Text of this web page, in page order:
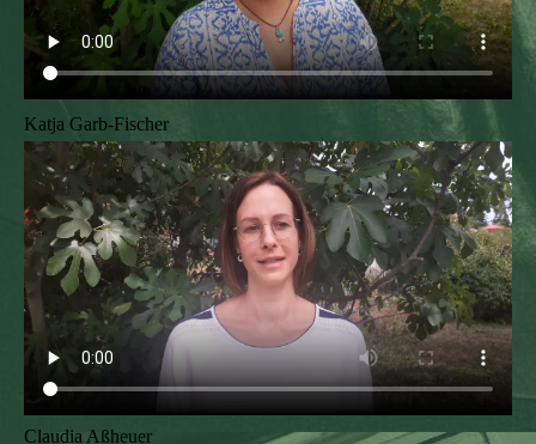
Katja Garb-Fischer
Claudia Aßheuer